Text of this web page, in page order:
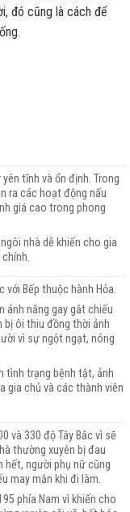
đó cũng là cách để
tĩnh và ổn định. Trong
ra các hoạt động nấu
giá cao trong phong
nhà dễ khiến cho gia
với Bếp thuộc hành Hỏa.
ánh nắng gay gắt chiếu
bị ôi thiu đồng thời ảnh
vì sự ngột ngạt, nóng
tình trạng bệnh tật, ảnh
gia chủ và các thành viên
và 330 độ Tây Bắc vì sẽ
thường xuyên bị đau
hết, người phụ nữ cũng
may mắn khi đi làm.
phía Nam vì khiến cho